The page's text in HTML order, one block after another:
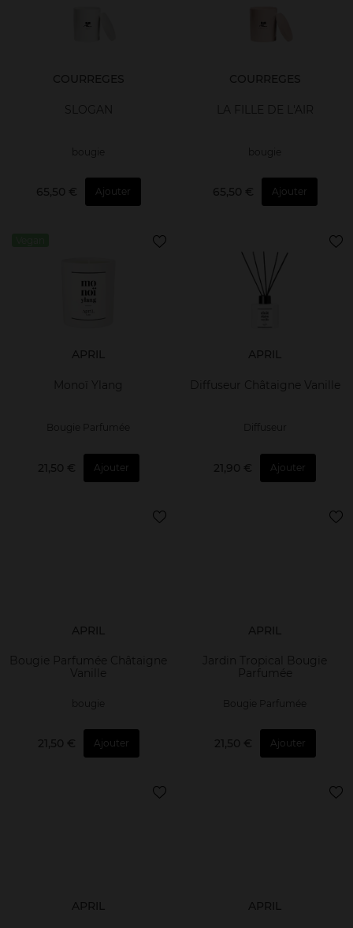
COURREGES
SLOGAN
bougie
65,50 € Ajouter
COURREGES
LA FILLE DE L'AIR
bougie
65,50 € Ajouter
APRIL
Monoï Ylang
Bougie Parfumée
21,50 € Ajouter
APRIL
Diffuseur Châtaigne Vanille
21,90 € Ajouter
APRIL
Bougie Parfumée Châtaigne
Vanille
bougie
21,50 € Ajouter
APRIL
Jardin Tropical Bougie
Parfumée
Bougie Parfumée
21,50 € Ajouter
APRIL APRIL